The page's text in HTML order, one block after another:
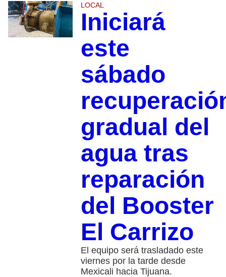
LOCAL
Iniciará
este
sábado
gradual del
agua tras
reparación
del Booster
El Carrizo
El equipo será trasladado este
viernes por la tarde desde
Mexicali hacia Tijuana.